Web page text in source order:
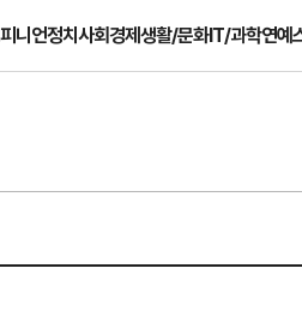
니언정치사회경제생활/문화IT/과학연예